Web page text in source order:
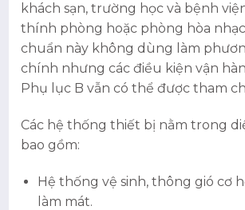
khách sạn, trường học và bệnh
thính phòng hoặc phòng hòa
chuẩn này không dùng làm
chính nhưng các điều kiện vận
Phụ lục B vẫn có thể được tham
Các hệ thống thiết bị nằm trong
bao gồm:
Hệ thống vệ sinh, thông gió cơ
làm mát.